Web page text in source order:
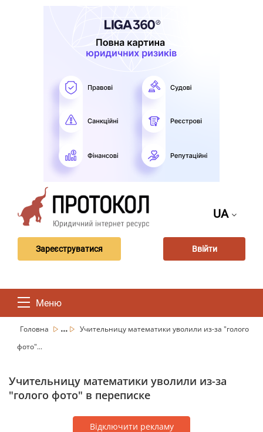
UA
Зареєструватися Ввійти
Меню
Головна ...
Учительницу математики уволили из-за "голого
фото"...
Учительницу математики уволили из-за
"голого фото" в переписке
Відключити рекламу